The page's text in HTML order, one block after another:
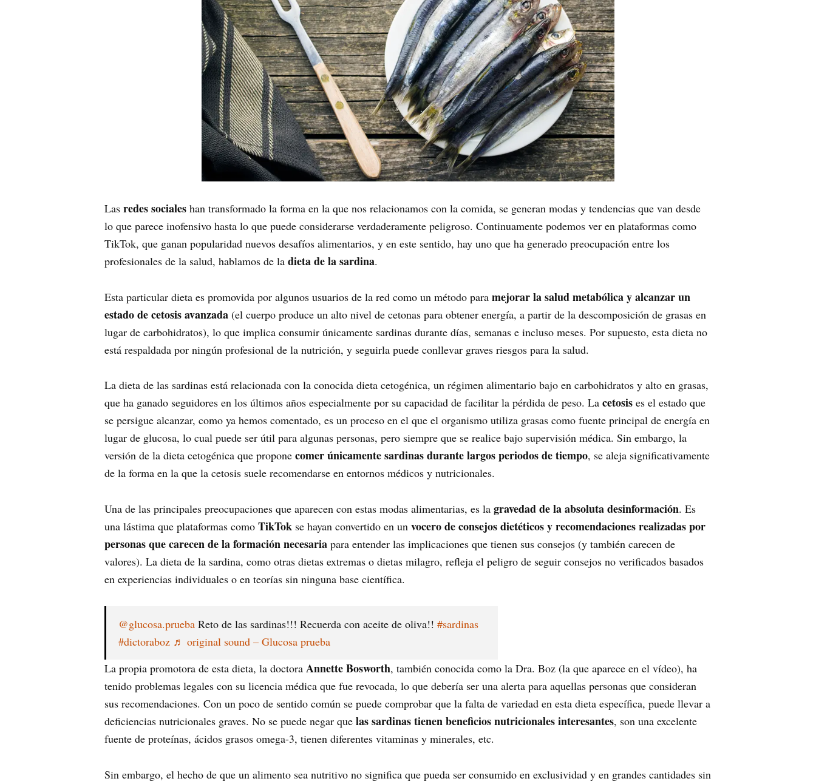
Las redes sociales han transformado la forma en la que nos relacionamos con la comida, se generan modas y tendencias que van desde
lo que parece inofensivo hasta lo que puede considerarse verdaderamente peligroso. Continuamente podemos ver en plataformas como
TikTok, que ganan popularidad nuevos desafíos alimentarios, y en este sentido, hay uno que ha generado preocupación entre los
profesionales de la salud, hablamos de la dieta de la sardina.
Esta particular dieta es promovida por algunos usuarios de la red como un método para mejorar la salud metabólica y alcanzar un
estado de cetosis avanzada (el cuerpo produce un alto nivel de cetonas para obtener energía, a partir de la descomposición de grasas en
lugar de carbohidratos), lo que implica consumir únicamente sardinas durante días, semanas e incluso meses. Por supuesto, esta dieta no
está respaldada por ningún profesional de la nutrición, y seguirla puede conllevar graves riesgos para la salud.
La dieta de las sardinas está relacionada con la conocida dieta cetogénica, un régimen alimentario bajo en carbohidratos y alto en grasas,
que ha ganado seguidores en los últimos años especialmente por su capacidad de facilitar la pérdida de peso. La cetosis es el estado que
se persigue alcanzar, como ya hemos comentado, es un proceso en el que el organismo utiliza grasas como fuente principal de energía en
lugar de glucosa, lo cual puede ser útil para algunas personas, pero siempre que se realice bajo supervisión médica. Sin embargo, la
versión de la dieta cetogénica que propone comer únicamente sardinas durante largos periodos de tiempo, se aleja significativamente
de la forma en la que la cetosis suele recomendarse en entornos médicos y nutricionales.
Una de las principales preocupaciones que aparecen con estas modas alimentarias, es la gravedad de la absoluta desinformación. Es
una lástima que plataformas como TikTok se hayan convertido en un vocero de consejos dietéticos y recomendaciones realizadas por
personas que carecen de la formación necesaria para entender las implicaciones que tienen sus consejos (y también carecen de
valores). La dieta de la sardina, como otras dietas extremas o dietas milagro, refleja el peligro de seguir consejos no verificados basados
en experiencias individuales o en teorías sin ninguna base científica.
@glucosa.prueba Reto de las sardinas!!! Recuerda con aceite de oliva!! #sardinas
#dictoraboz ♬ original sound – Glucosa prueba
La propia promotora de esta dieta, la doctora Annette Bosworth, también conocida como la Dra. Boz (la que aparece en el vídeo), ha
tenido problemas legales con su licencia médica que fue revocada, lo que debería ser una alerta para aquellas personas que consideran
sus recomendaciones. Con un poco de sentido común se puede comprobar que la falta de variedad en esta dieta específica, puede llevar a
deficiencias nutricionales graves. No se puede negar que las sardinas tienen beneficios nutricionales interesantes, son una excelente
fuente de proteínas, ácidos grasos omega-3, tienen diferentes vitaminas y minerales, etc.
Sin embargo, el hecho de que un alimento sea nutritivo no significa que pueda ser consumido en exclusividad y en grandes cantidades sin